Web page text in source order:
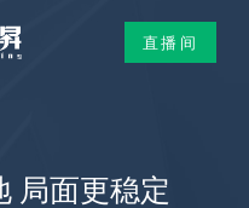
直播间
局面更稳定